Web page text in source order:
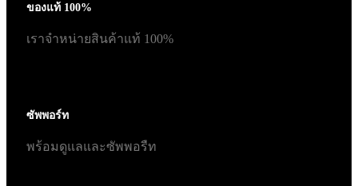
ของแท้ 100%
เราจำหน่ายสินค้าแท้ 100%
ซัพพอร์ท
พร้อมดูแลและซัพพอรืท